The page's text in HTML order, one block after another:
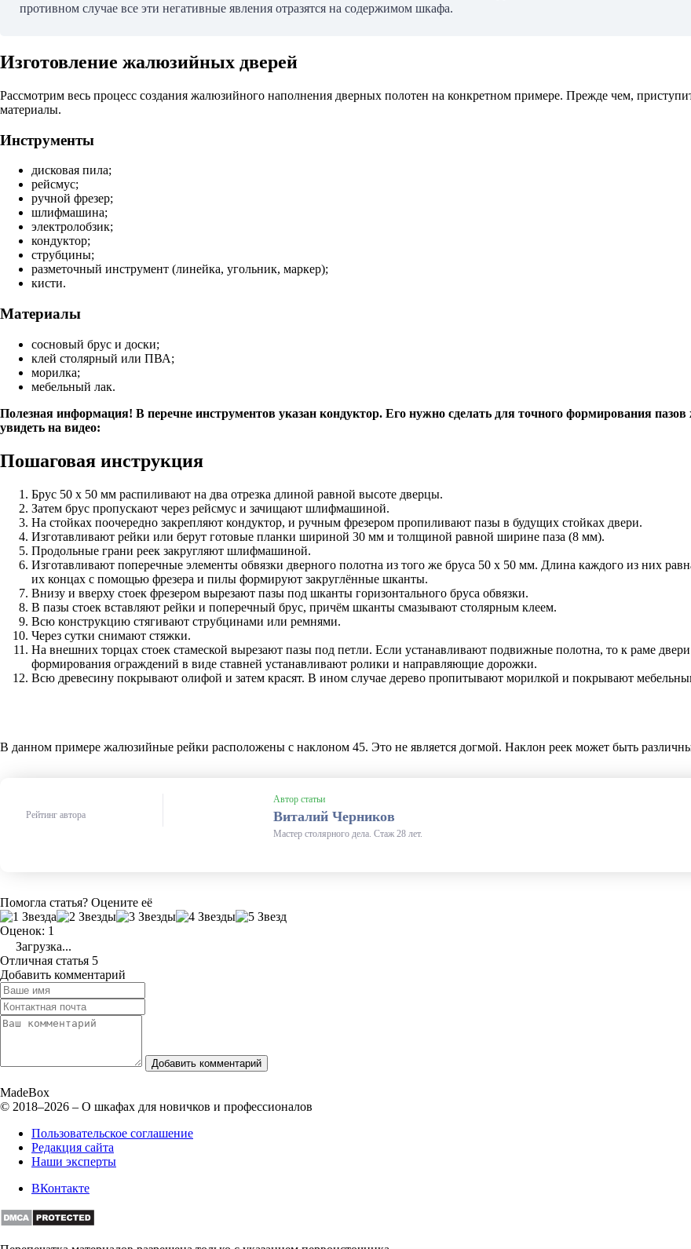
противном случае все эти негативные явления отразятся на содержимом шкафа.
Изготовление жалюзийных дверей
Рассмотрим весь процесс создания жалюзийного наполнения дверных полотен на конкретном примере. Прежде чем,
материалы.
Инструменты
дисковая пила;
рейсмус;
ручной фрезер;
шлифмашина;
электролобзик;
кондуктор;
струбцины;
разметочный инструмент (линейка, угольник, маркер);
кисти.
Материалы
сосновый брус и доски;
клей столярный или ПВА;
морилка;
мебельный лак.
Полезная информация! В перечне инструментов указан кондуктор. Его нужно сделать для точного формирования
увидеть на видео:
Пошаговая инструкция
Брус 50 х 50 мм распиливают на два отрезка длиной равной высоте дверцы.
Затем брус пропускают через рейсмус и зачищают шлифмашиной.
На стойках поочередно закрепляют кондуктор, и ручным фрезером пропиливают пазы в будущих стойках двери.
Изготавливают рейки или берут готовые планки шириной 30 мм и толщиной равной ширине паза (8 мм).
Продольные грани реек закругляют шлифмашиной.
Изготавливают поперечные элементы обвязки дверного полотна из того же бруса 50 х 50 мм. Длина каждого из них
их концах с помощью фрезера и пилы формируют закруглённые шканты.
Внизу и вверху стоек фрезером вырезают пазы под шканты горизонтального бруса обвязки.
В пазы стоек вставляют рейки и поперечный брус, причём шканты смазывают столярным клеем.
Всю конструкцию стягивают струбцинами или ремнями.
Через сутки снимают стяжки.
На внешних торцах стоек стамеской вырезают пазы под петли. Если устанавливают подвижные полотна, то к раме
формирования ограждений в виде ставней устанавливают ролики и направляющие дорожки.
Всю древесину покрывают олифой и затем красят. В ином случае дерево пропитывают морилкой и покрывают
В данном примере жалюзийные рейки расположены с наклоном 45. Это не является догмой. Наклон реек может быть
Рейтинг автора
Автор статьи
Виталий Черников
Мастер столярного дела. Стаж 28 лет.
Помогла статья? Оцените её
Оценок: 1
Загрузка...
Отличная статья 5
Добавить комментарий
Добавить комментарий
MadeBox
© 2018–2026 – О шкафах для новичков и профессионалов
Пользовательское соглашение
Редакция сайта
Наши эксперты
ВКонтакте